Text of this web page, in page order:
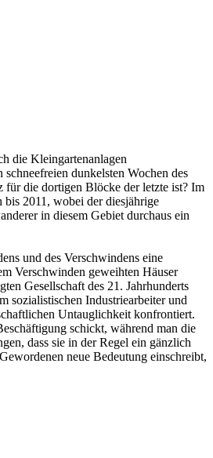
die Kleingartenanlagen
dunkelsten Wochen des
für die dortigen Blöcke der letzte ist? Im
2011, wobei der diesjährige
in diesem Gebiet durchaus ein
und des Verschwindens eine
Verschwinden geweihten Häuser
Gesellschaft des 21. Jahrhunderts
sozialistischen Industriearbeiter und
Untauglichkeit konfrontiert.
schickt, während man die
dass sie in der Regel ein gänzlich
neue Bedeutung einschreibt,